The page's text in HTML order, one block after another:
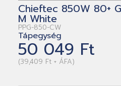
Chieftec 850W 80+
M White
PPG-850-CW
Tápegység
50 049 Ft
(39,409 Ft + ÁFA)